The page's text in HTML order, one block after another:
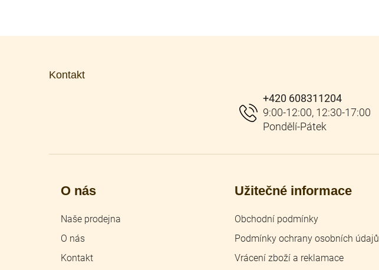
Kontakt
+420 608311204
O nás
Naše prodejna
O nás
Kontakt
Užitečné informace
Obchodní podmínky
Podmínky ochrany osobních údajů
Vrácení zboží a reklamace